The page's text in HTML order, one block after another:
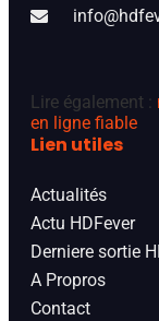
Lire également :
en ligne fiable
Lien utiles
Actualités
Actu HDFever
Derniere sortie
A Propros
Contact